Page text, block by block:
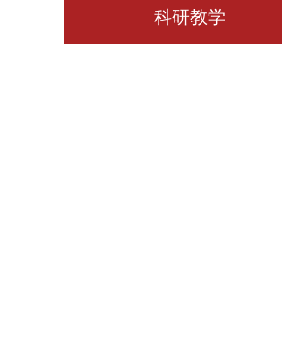
科研教学